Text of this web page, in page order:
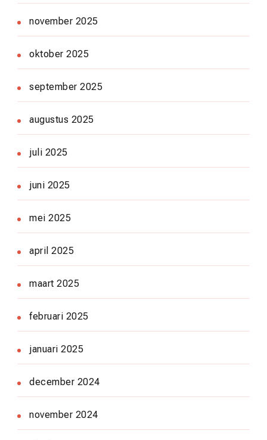
november 2025
oktober 2025
september 2025
augustus 2025
juli 2025
juni 2025
mei 2025
april 2025
maart 2025
februari 2025
januari 2025
december 2024
november 2024